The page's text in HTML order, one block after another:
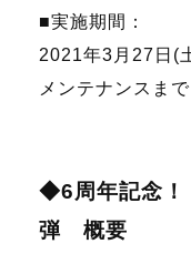
■実施期間：
2021年3月27日(
メンテナンスまで
◆6周年記念
弾 概要